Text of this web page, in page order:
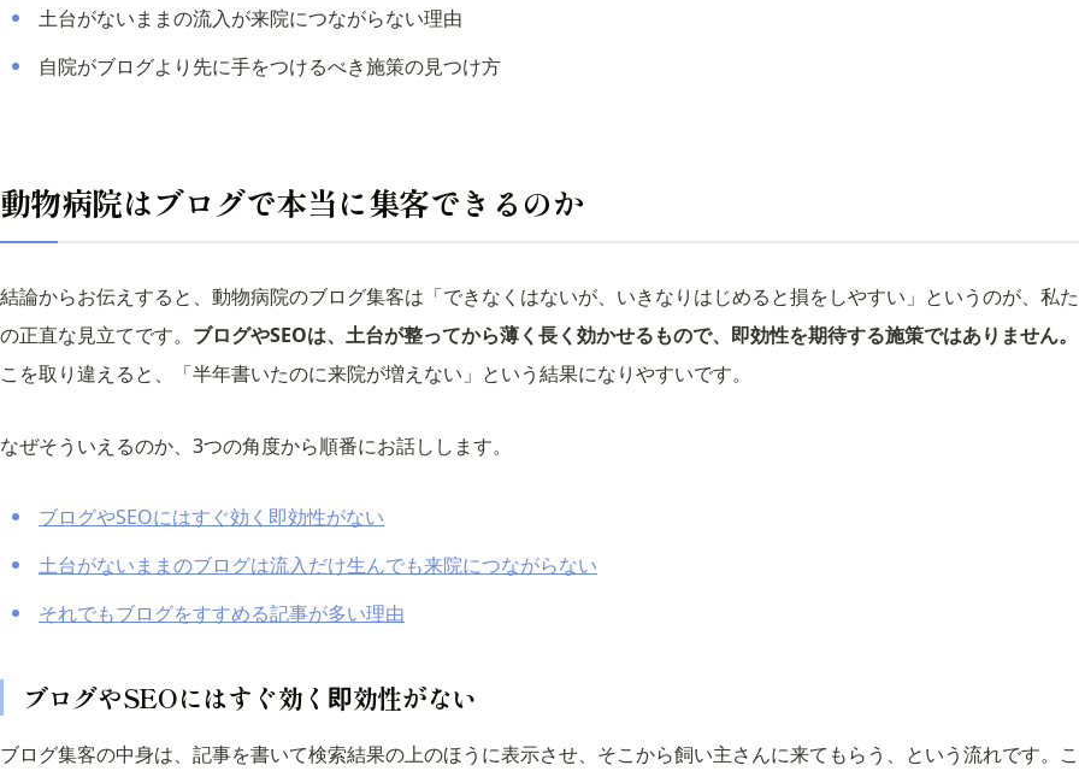
土台がないままの流入が来院につながらない理由
自院がブログより先に手をつけるべき施策の見つけ方
動物病院はブログで本当に集客できるのか
結論からお伝えすると、動物病院のブログ集客は「できなくはないが、いきなりはじめると損をしやすい」というのが、私
の正直な見立てです。 ブログやSEOは、土台が整ってから薄く長く効かせるもので、即効性を期待する施策ではありません。
こを取り違えると、「半年書いたのに来院が増えない」という結果になりやすいです。
なぜそういえるのか、3つの角度から順番にお話しします。
ブログやSEOにはすぐ効く即効性がない
土台がないままのブログは流入だけ生んでも来院につながらない
それでもブログをすすめる記事が多い理由
ブログやSEOにはすぐ効く即効性がない
ブログ集客の中身は、記事を書いて検索結果の上のほうに表示させ、そこから飼い主さんに来てもらう、という流れです。